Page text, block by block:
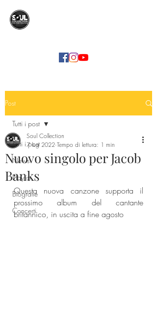
Post
Tutti i post
News
Playlist
Biografie
Concerti
Tutti i post
Nuovo singolo per Jacob
Banks
Soul Collection
7 lug 2022 Tempo di lettura: 1 min
Questa nuova canzone supporta il
prossimo album del cantante
britannico, in uscita a fine agosto